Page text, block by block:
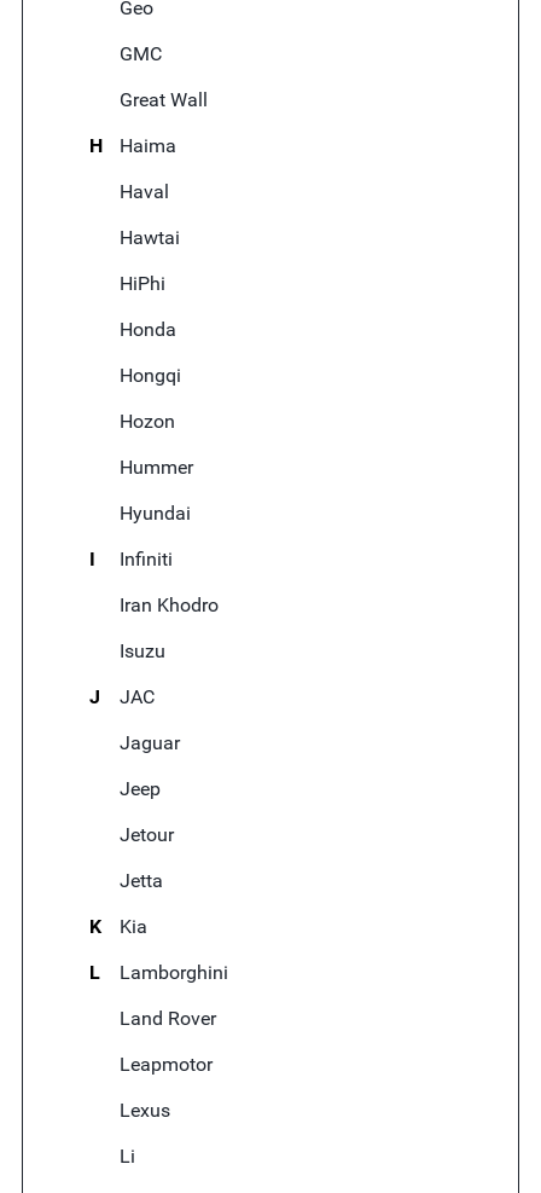
Geo
GMC
Great Wall
H
Haima
Haval
Hawtai
HiPhi
Honda
Hongqi
Hozon
Hummer
Hyundai
I
Infiniti
Iran Khodro
Isuzu
J
JAC
Jaguar
Jeep
Jetour
Jetta
K
Kia
L
Lamborghini
Land Rover
Leapmotor
Lexus
Li